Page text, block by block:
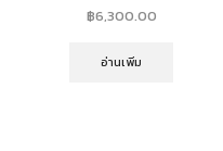
฿6,300.00
อ่านเพิ่ม